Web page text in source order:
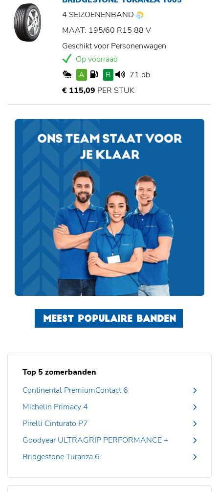
4 SEIZOENENBAND
MAAT: 195/60 R15 88 V
Geschikt voor Personenwagen
Op voorraad
A
B
71 db
€ 115,09 PER STUK
MEEST POPULAIRE BANDEN
Top 5 zomerbanden
Continental PremiumContact 6
Michelin Primacy 4
Pirelli Cinturato P7
Goodyear ULTRAGRIP PERFORMANCE +
Bridgestone Turanza 6